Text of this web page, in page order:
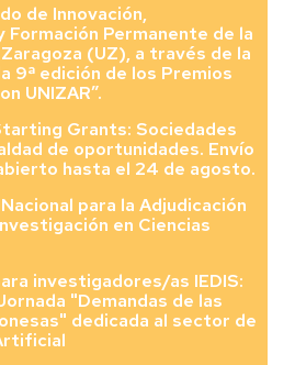
de Innovación,
Formación Permanente de la
(UZ), a través de la
9ª edición de los Premios
UNIZAR”.
Grants: Sociedades
de oportunidades. Envío
hasta el 24 de agosto.
para la Adjudicación
en Ciencias
investigadores/as IEDIS:
"Demandas de las
dedicada al sector de